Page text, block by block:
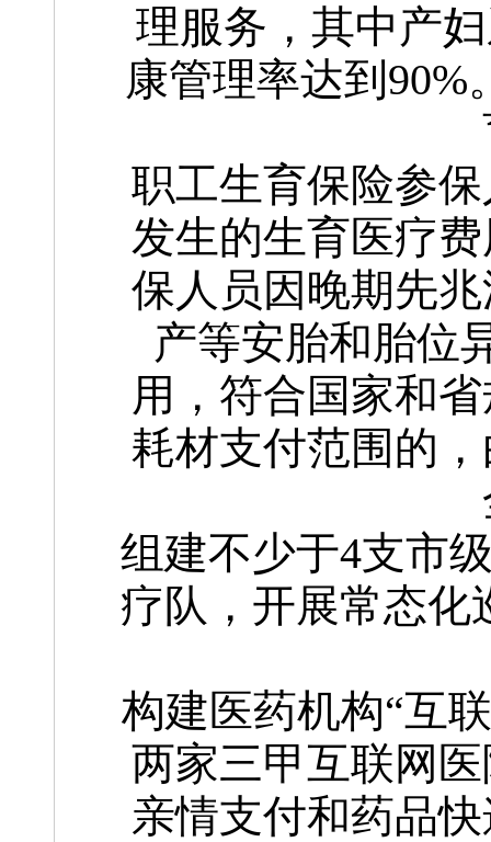
理服务，其中产
康管理率达到
职工生育保险参
发生的生育医疗
保人员因晚期先
产等安胎和胎位
用，符合国家和
耗材支付范围的
组建不少于4支市
疗队，开展常态化
构建医药机构“互
两家三甲互联网
亲情支付和药品